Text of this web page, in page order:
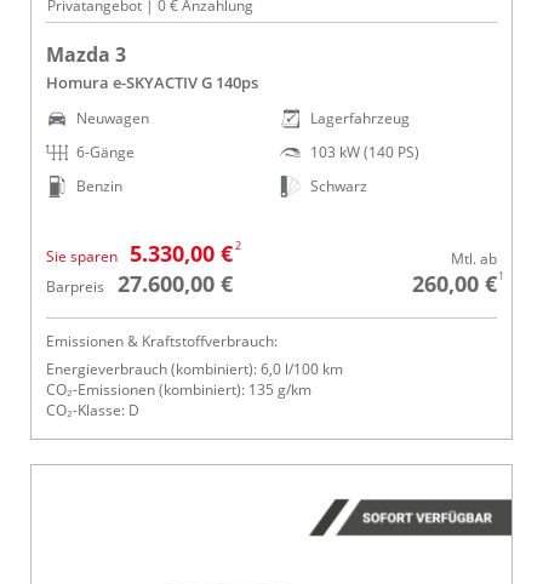
Privatangebot | 0 € Anzahlung
Mazda 3
Homura e-SKYACTIV G 140ps
Neuwagen
6-Gänge
Benzin
Lagerfahrzeug
103 kW (140 PS)
Schwarz
Sie sparen 5.330,00 €2
Barpreis 27.600,00 €
Mtl. ab
260,00 €1
Emissionen & Kraftstoffverbrauch:
Energieverbrauch (kombiniert): 6,0 l/100 km
CO₂-Emissionen (kombiniert): 135 g/km
CO₂-Klasse: D